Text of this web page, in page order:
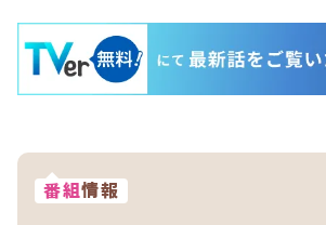
番組情報